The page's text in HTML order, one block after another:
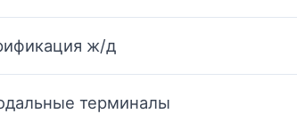
ж/д
терминалы